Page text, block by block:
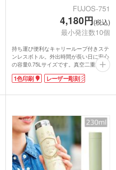
FUJOS-751
4,180円(税込)
最小発注数10個
持ち運び便利なキャリーループ付きステ
ンレスボトル。外出時間が長い日に安心
の容量0.75Lサイズです。真空二重構造
で、保温・保冷効果が長く続きます。サ
ッと飲めるワンタッチオープン式。うっ
グ付きなので、バッグに入れて持ち運ぶ
可能。スポーツドリンク対応で運動時の
水分補給にもぴったりです。
本体側面にはオリジナル印刷が可能。1
色印刷や高級感の出るレーザー彫刻で、
特別なお客様へのプレゼントに人気のア
イテムです。
1色印刷 レーザー彫刻